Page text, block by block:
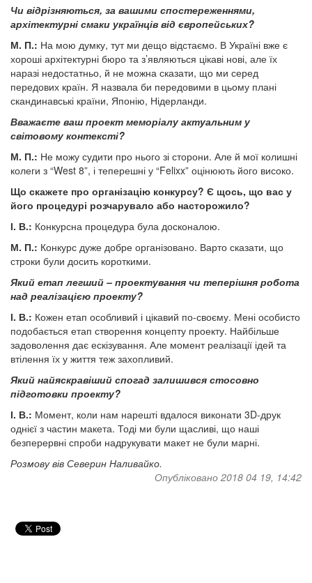
Чи відрізняються, за вашими спостереженнями,
архітектурні смаки українців від європейських?
М. П.: На мою думку, тут ми дещо відстаємо. В Україні вже є
хороші архітектурні бюро та з’являються цікаві нові, але їх
наразі недостатньо, й не можна сказати, що ми серед
передових країн. Я назвала би передовими в цьому плані
скандинавські країни, Японію, Нідерланди.
Вважаєте ваш проект меморіалу актуальним у
світовому контексті?
М. П.: Не можу судити про нього зі сторони. Але й мої колишні
колеги з “West 8”, і теперешні у “Felixx” оцінюють його високо.
Що скажете про організацію конкурсу? Є щось, що вас у
його процедурі розчарувало або насторожило?
І. В.: Конкурсна процедура була досконалою.
М. П.: Конкурс дуже добре організовано. Варто сказати, що
строки були досить короткими.
Який етап легший – проектування чи теперішня робота
над реалізацією проекту?
І. В.: Кожен етап особливий і цікавий по-своєму. Мені особисто
подобається етап створення концепту проекту. Найбільше
задоволення дає ескізування. Але момент реалізації ідей та
втілення їх у життя теж захопливий.
Який найяскравіший спогад залишився стосовно
підготовки проекту?
І. В.: Момент, коли нам нарешті вдалося виконати 3D-друк
однієї з частин макета. Тоді ми були щасливі, що наші
безперервні спроби надрукувати макет не були марні.
Розмову вів Северин Наливайко.
Опубліковано 2018 04 19, 14:42